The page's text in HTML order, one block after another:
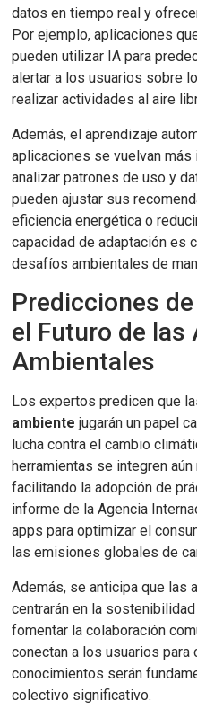
datos en tiempo real y
Por ejemplo, aplicaciones
pueden utilizar IA para
alertar a los usuarios sobre
realizar actividades al aire
Además, el aprendizaje
aplicaciones se vuelvan
analizar patrones de uso y
pueden ajustar sus
eficiencia energética o
capacidad de adaptación es
desafíos ambientales de
Predicciones
el Futuro de las
Ambientales
Los expertos predicen que
ambiente jugarán un papel
lucha contra el cambio
herramientas se integren
facilitando la adopción de
informe de la Agencia
apps para optimizar el
las emisiones globales de
Además, se anticipa que las
centrarán en la
fomentar la colaboración
conectan a los usuarios
conocimientos serán
colectivo significativo.